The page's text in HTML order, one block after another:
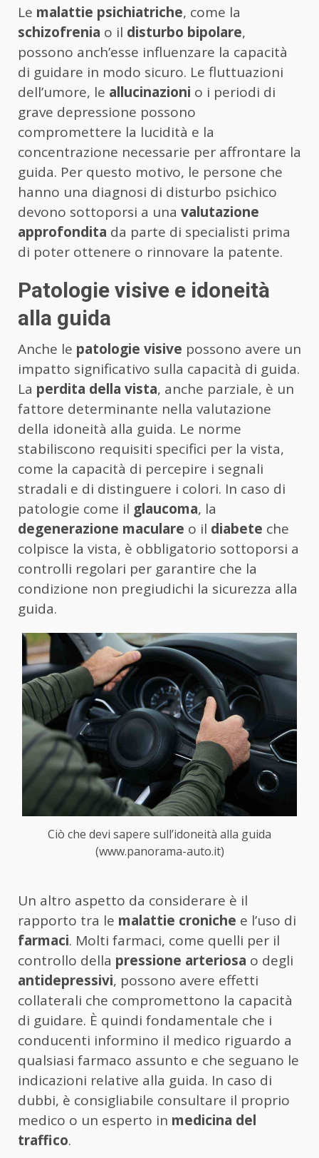
Le malattie psichiatriche, come la
schizofrenia o il disturbo bipolare,
possono anch’esse influenzare la capacità
di guidare in modo sicuro. Le fluttuazioni
dell’umore, le allucinazioni o i periodi di
grave depressione possono
compromettere la lucidità e la
concentrazione necessarie per affrontare la
guida. Per questo motivo, le persone che
hanno una diagnosi di disturbo psichico
devono sottoporsi a una valutazione
approfondita da parte di specialisti prima
di poter ottenere o rinnovare la patente.
Patologie visive e idoneità
alla guida
Anche le patologie visive possono avere un
impatto significativo sulla capacità di guida.
La perdita della vista, anche parziale, è un
fattore determinante nella valutazione
della idoneità alla guida. Le norme
stabiliscono requisiti specifici per la vista,
come la capacità di percepire i segnali
stradali e di distinguere i colori. In caso di
patologie come il glaucoma, la
degenerazione maculare o il diabete che
colpisce la vista, è obbligatorio sottoporsi a
controlli regolari per garantire che la
condizione non pregiudichi la sicurezza alla
guida.
Ciò che devi sapere sull’idoneità alla guida
(www.panorama-auto.it)
Un altro aspetto da considerare è il
rapporto tra le malattie croniche e l’uso di
farmaci. Molti farmaci, come quelli per il
controllo della pressione arteriosa o degli
antidepressivi, possono avere effetti
collaterali che compromettono la capacità
di guidare. È quindi fondamentale che i
conducenti informino il medico riguardo a
qualsiasi farmaco assunto e che seguano le
indicazioni relative alla guida. In caso di
dubbi, è consigliabile consultare il proprio
medico o un esperto in medicina del
traffico.